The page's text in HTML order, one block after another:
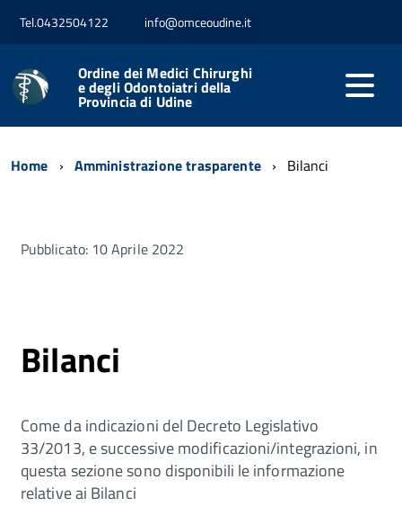
Tel.0432504122 info@omceoudine.it
Ordine dei Medici Chirurghi
e degli Odontoiatri della
Provincia di Udine
Home Amministrazione trasparente Bilanci
Pubblicato: 10 Aprile 2022
Bilanci
Come da indicazioni del Decreto Legislativo
33/2013, e successive modificazioni/integrazioni, in
questa sezione sono disponibili le informazione
relative ai Bilanci